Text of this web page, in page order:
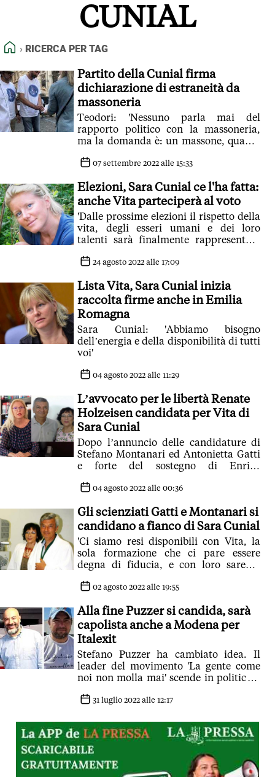
NORMATIVE DEONTOLOGICHE
TERMINI e CONDIZIONI
CUNIAL
HOME
RICERCA PER TAG
Partito della Cunial firma
dichiarazione di estraneità da
massoneria
Teodori: 'Nessuno parla mai del
rapporto politico con la massoneria,
ma la domanda è: un massone, quanto
07 settembre 2022 alle 15:33
Elezioni, Sara Cunial ce l'ha fatta:
anche Vita parteciperà al voto
'Dalle prossime elezioni il rispetto della
vita, degli esseri umani e dei loro
talenti sarà finalmente rappresentato
24 agosto 2022 alle 17:09
Lista Vita, Sara Cunial inizia
raccolta firme anche in Emilia
Romagna
Sara Cunial: 'Abbiamo bisogno
dell’energia e della disponibilità di tutti
voi'
04 agosto 2022 alle 11:29
L’avvocato per le libertà Renate
Holzeisen candidata per Vita di
Sara Cunial
Dopo l’annuncio delle candidature di
Stefano Montanari ed Antonietta Gatti
e forte del sostegno di Enrico
04 agosto 2022 alle 00:36
Gli scienziati Gatti e Montanari si
candidano a fianco di Sara Cunial
'Ci siamo resi disponibili con Vita, la
sola formazione che ci pare essere
degna di fiducia, e con loro saremo
02 agosto 2022 alle 19:55
Alla fine Puzzer si candida, sarà
capolista anche a Modena per
Italexit
Stefano Puzzer ha cambiato idea. Il
leader del movimento 'La gente come
noi non molla mai' scende in politica e
31 luglio 2022 alle 12:17